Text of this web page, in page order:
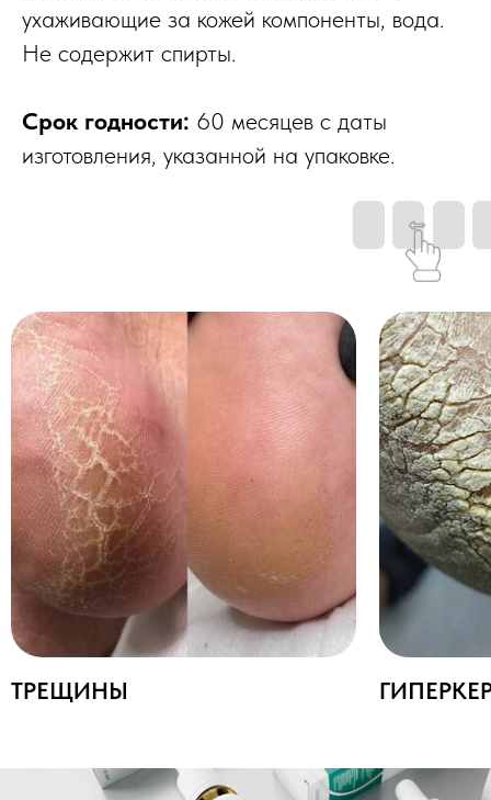
ухаживающие за кожей компоненты, вода.
Не содержит спирты.
Срок годности: 60 месяцев с даты
изготовления, указанной на упаковке.